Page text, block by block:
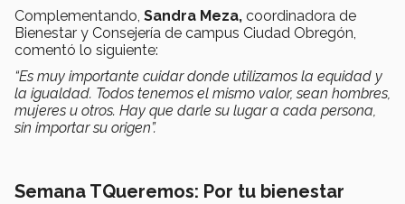
Complementando, Sandra Meza, coordinadora de
Bienestar y Consejería de campus Ciudad Obregón,
comentó lo siguiente:
“Es muy importante cuidar donde utilizamos la equidad y
la igualdad. Todos tenemos el mismo valor, sean hombres,
mujeres u otros. Hay que darle su lugar a cada persona,
sin importar su origen”.
Semana TQueremos: Por tu bienestar